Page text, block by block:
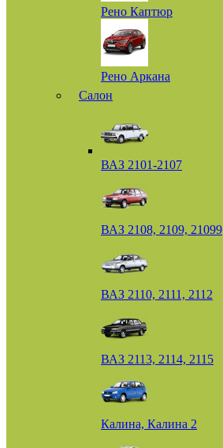
Рено Каптюр
Рено Аркана
Салон
ВАЗ 2101-2107
ВАЗ 2108, 2109, 21099
ВАЗ 2110, 2111, 2112
ВАЗ 2113, 2114, 2115
Калина, Калина 2